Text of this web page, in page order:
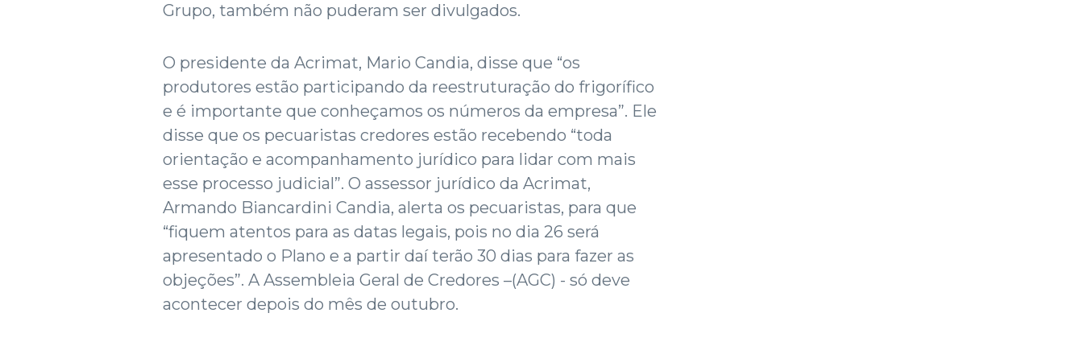
Grupo, também não puderam ser divulgados.
O presidente da Acrimat, Mario Candia, disse que “os
produtores estão participando da reestruturação do frigorífico
e é importante que conheçamos os números da empresa”. Ele
disse que os pecuaristas credores estão recebendo “toda
orientação e acompanhamento jurídico para lidar com mais
esse processo judicial”. O assessor jurídico da Acrimat,
Armando Biancardini Candia, alerta os pecuaristas, para que
“fiquem atentos para as datas legais, pois no dia 26 será
apresentado o Plano e a partir daí terão 30 dias para fazer as
objeções”. A Assembleia Geral de Credores –(AGC) - só deve
acontecer depois do mês de outubro.